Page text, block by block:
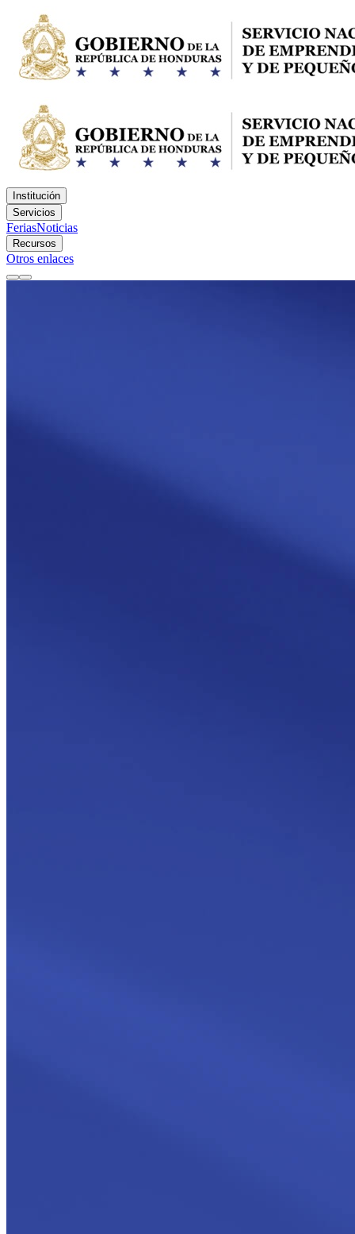
Institución
Servicios
FeriasNoticias
Recursos
Otros enlaces